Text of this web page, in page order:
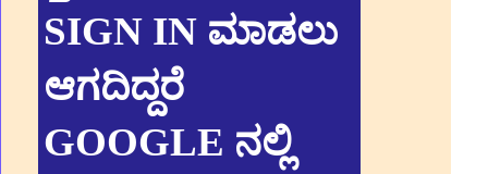
SIGN IN ಮಾಡಲು
ಆಗದಿದ್ದರೆ
GOOGLE ನಲ್ಲಿ